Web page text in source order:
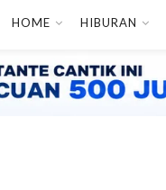
HOME HIBURAN